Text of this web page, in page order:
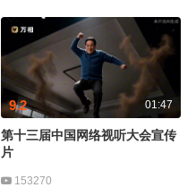
01:47
9.2
第十三届中国网络视听大会宣传
片
153270